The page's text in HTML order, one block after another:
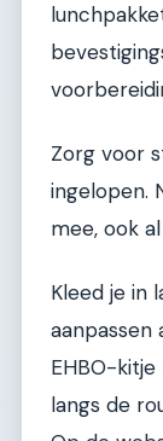
Zorg voor
ingelopen.
mee, ook
Kleed je in
aanpassen
EHBO-
langs de